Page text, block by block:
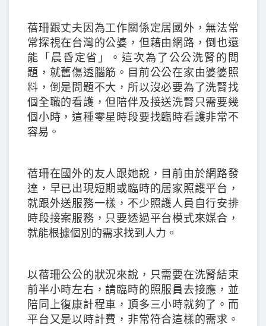
蓓珊跟丈夫因為工作關係定居國外，無法常
常探視在台灣的公婆，但藉由網路，倒也還
能「晨昏定省」。這次為了公公洗腎的問
題，就舊傷透腦筋。目前公公在家由婆婆照
料，倒是問題不大，所以沒必要為了洗腎找
個全職的看護，但陪伴及接送洗腎只需要幾
個小時，這種零星時段要找臨時看護非常不
容易。
蓓珊在國外的友人跟她說，目前由於網路發
達，早已出現短期或臨時的居家照護平台，
就跟外送服務一樣，不少照護人員自行安排
時段接案服務，只要透過平台模式來媒合，
就能根據個別的需求找到人力。
以蓓珊公公的狀況來說，只需要在洗腎結束
前半小時左右，請臨時的照服員去接應，並
陪同上復康計程車，頂多三小時就夠了。而
平台又是以時計費，非常符合這樣的需求。